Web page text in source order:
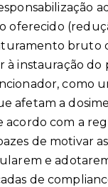
oferecido
bruto
à instauração do
como
afetam a
acordo com a
de motivar
e
de